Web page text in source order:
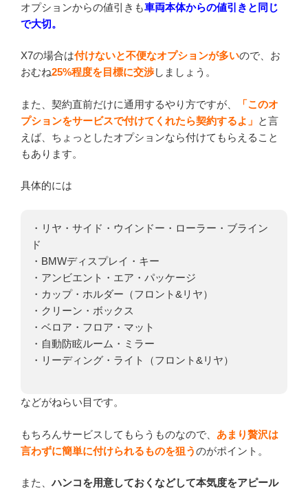
オプションからの値引きも車両本体からの値引きと同じ
で大切。
X7の場合は付けないと不便なオプションが多いので、お
おむね25%程度を目標に交渉しましょう。
また、契約直前だけに通用するやり方ですが、
「このオ
プションをサービスで付けてくれたら契約するよ」 と言
えば、ちょっとしたオプションなら付けてもらえること
もあります。
具体的には
・リヤ・サイド・ウインドー・ローラー・ブライン
ド
・BMWディスプレイ・キー
・アンビエント・エア・パッケージ
・カップ・ホルダー（フロント&リヤ）
・クリーン・ボックス
・ベロア・フロア・マット
・自動防眩ルーム・ミラー
・リーディング・ライト（フロント&リヤ）
などがねらい目です。
もちろんサービスしてもらうものなので、 あまり贅沢は
言わずに簡単に付けられるものを狙うのがポイント。
また、ハンコを用意しておくなどして本気度をアピール